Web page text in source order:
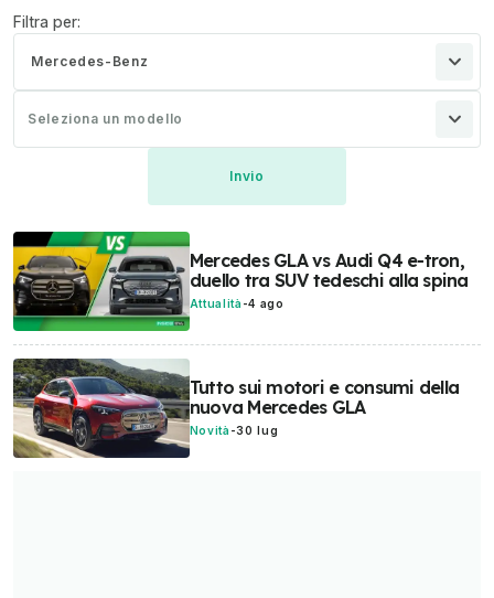
Filtra per:
Mercedes-Benz
Seleziona un modello
Mercedes GLA vs Audi Q4 e-tron,
duello tra SUV tedeschi alla spina
Attualità -4 ago
Tutto sui motori e consumi della
nuova Mercedes GLA
Novità -30 lug